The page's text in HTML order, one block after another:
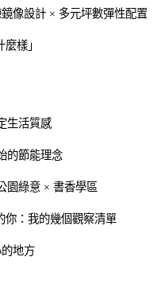
像設計 × 多元坪數彈性配置
樣」
生活質感
的節能理念
園綠意 × 書香學區
你：我的幾個觀察清單
地方